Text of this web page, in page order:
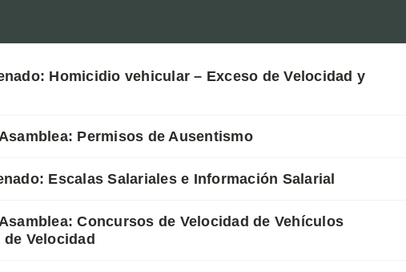
Homicidio vehicular – Exceso de Velocidad y
Permisos de Ausentismo
Escalas Salariales e Información Salarial
Concursos de Velocidad de Vehículos
Velocidad